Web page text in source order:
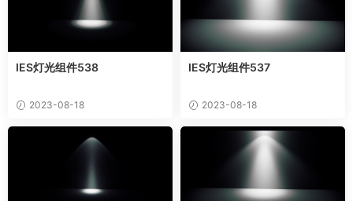
IES灯光组件538
2023-08-18
IES灯光组件537
2023-08-18